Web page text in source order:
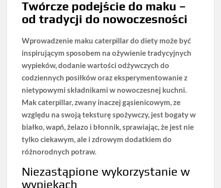
Twórcze podejście do maku –
od tradycji do nowoczesności
Wprowadzenie maku caterpillar do diety może być
inspirującym sposobem na ożywienie tradycyjnych
wypieków, dodanie wartości odżywczych do
codziennych posiłków oraz eksperymentowanie z
nietypowymi składnikami w nowoczesnej kuchni.
Mak caterpillar, zwany inaczej gąsienicowym, ze
względu na swoją teksturę spożywczy, jest bogaty w
białko, wapń, żelazo i błonnik, sprawiając, że jest nie
tylko ciekawym, ale i zdrowym dodatkiem do
różnorodnych potraw.
Niezastąpione wykorzystanie w
wypiekach